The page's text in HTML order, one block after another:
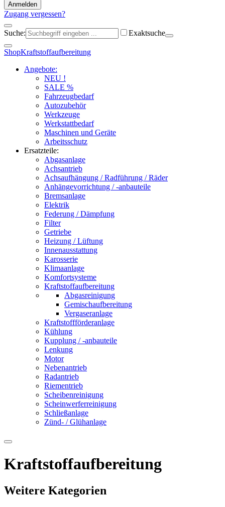
Anmelden
Zugang vergessen?
Suche: Exaktsuche
ShopKraftstoffaufbereitung
Angebote:
NEU !
SALE %
Fahrzeugbedarf
Autozubehör
Werkzeuge
Werkstattbedarf
Maschinen und Geräte
Arbeitsschutz
Ersatzteile:
Abgasanlage
Achsantrieb
Achsaufhängung / Radführung / Räder
Anhängevorrichtung / -anbauteile
Bremsanlage
Elektrik
Federung / Dämpfung
Filter
Getriebe
Heizung / Lüftung
Innenausstattung
Karosserie
Klimaanlage
Komfortsysteme
Kraftstoffaufbereitung
Abgasreinigung
Gemischaufbereitung
Vergaseranlage
Kraftstoffförderanlage
Kühlung
Kupplung / -anbauteile
Lenkung
Motor
Nebenantrieb
Radantrieb
Riementrieb
Scheibenreinigung
Scheinwerferreinigung
Schließanlage
Zünd- / Glühanlage
Kraftstoffaufbereitung
Weitere Kategorien